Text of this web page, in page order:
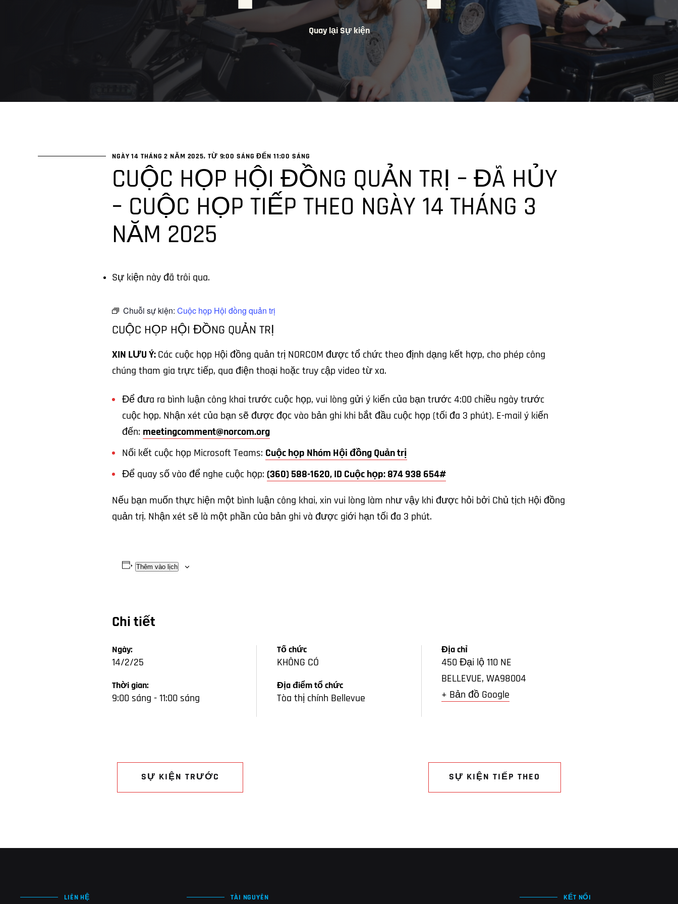
Quay lại Sự kiện
NGÀY 14 THÁNG 2 NĂM 2025, TỪ 9:00 SÁNG ĐẾN 11:00 SÁNG
CUỘC HỌP HỘI ĐỒNG QUẢN TRỊ – ĐÃ HỦY
– CUỘC HỌP TIẾP THEO NGÀY 14 THÁNG 3
NĂM 2025
Sự kiện này đã trôi qua.
Chuỗi sự kiện: Cuộc họp Hội đồng quản trị
CUỘC HỌP HỘI ĐỒNG QUẢN TRỊ
XIN LƯU Ý: Các cuộc họp Hội đồng quản trị NORCOM được tổ chức theo định dạng kết hợp, cho phép công
chúng tham gia trực tiếp, qua điện thoại hoặc truy cập video từ xa.
Để đưa ra bình luận công khai trước cuộc họp, vui lòng gửi ý kiến của bạn trước 4:00 chiều ngày trước
cuộc họp. Nhận xét của bạn sẽ được đọc vào bản ghi khi bắt đầu cuộc họp (tối đa 3 phút). E-mail ý kiến
đến: meetingcomment@norcom.org
Nối kết cuộc họp Microsoft Teams: Cuộc họp Nhóm Hội đồng Quản trị
Để quay số vào để nghe cuộc họp: (360) 588-1620, ID Cuộc họp: 874 938 654#
Nếu bạn muốn thực hiện một bình luận công khai, xin vui lòng làm như vậy khi được hỏi bởi Chủ tịch Hội đồng
quản trị. Nhận xét sẽ là một phần của bản ghi và được giới hạn tối đa 3 phút.
Thêm vào lịch
Chi tiết
Ngày:
14/2/25
Thời gian:
9:00 sáng - 11:00 sáng
Tổ chức
KHÔNG CÓ
Địa điểm tổ chức
Tòa thị chính Bellevue
Địa chỉ
450 Đại lộ 110 NE
BELLEVUE, WA98004
+ Bản đồ Google
SỰ KIỆN TRƯỚC SỰ KIỆN TIẾP THEO
LIÊN HỆ TÀI NGUYÊN KẾT NỐI